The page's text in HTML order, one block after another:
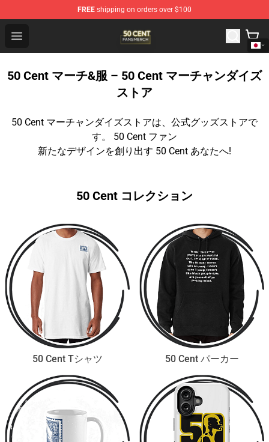
FREE shipping on orders over $100
Open menu
50 Cent Shop - Official 50 Cent Merchandise Store
50 Cent マーチ&服 – 50 Cent マーチャンダイズ
ストア
50 Cent マーチャンダイズストアは、公式グッズストアで
す。 50 Cent ファン
新たなデザインを創り出す 50 Cent あなたへ!
50 Cent コレクション
50 Cent Tシャツ 50 Cent パーカー